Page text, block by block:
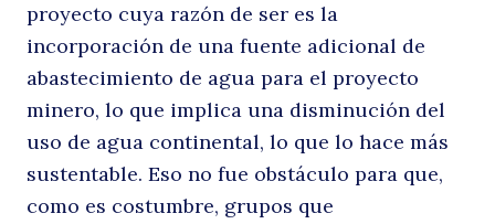
Buscar
proyecto cuya razón de ser es la
incorporación de una fuente adicional de
abastecimiento de agua para el proyecto
minero, lo que implica una disminución del
uso de agua continental, lo que lo hace más
sustentable. Eso no fue obstáculo para que,
como es costumbre, grupos que